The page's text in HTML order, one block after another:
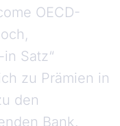
OECD-
Satz“
zu Prämien in
den
Bank.